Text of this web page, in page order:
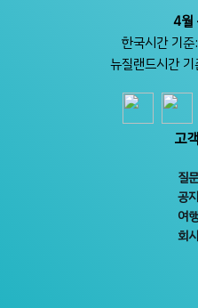
4월
한국시간 기
뉴질랜드시간
고
질
공
여
회